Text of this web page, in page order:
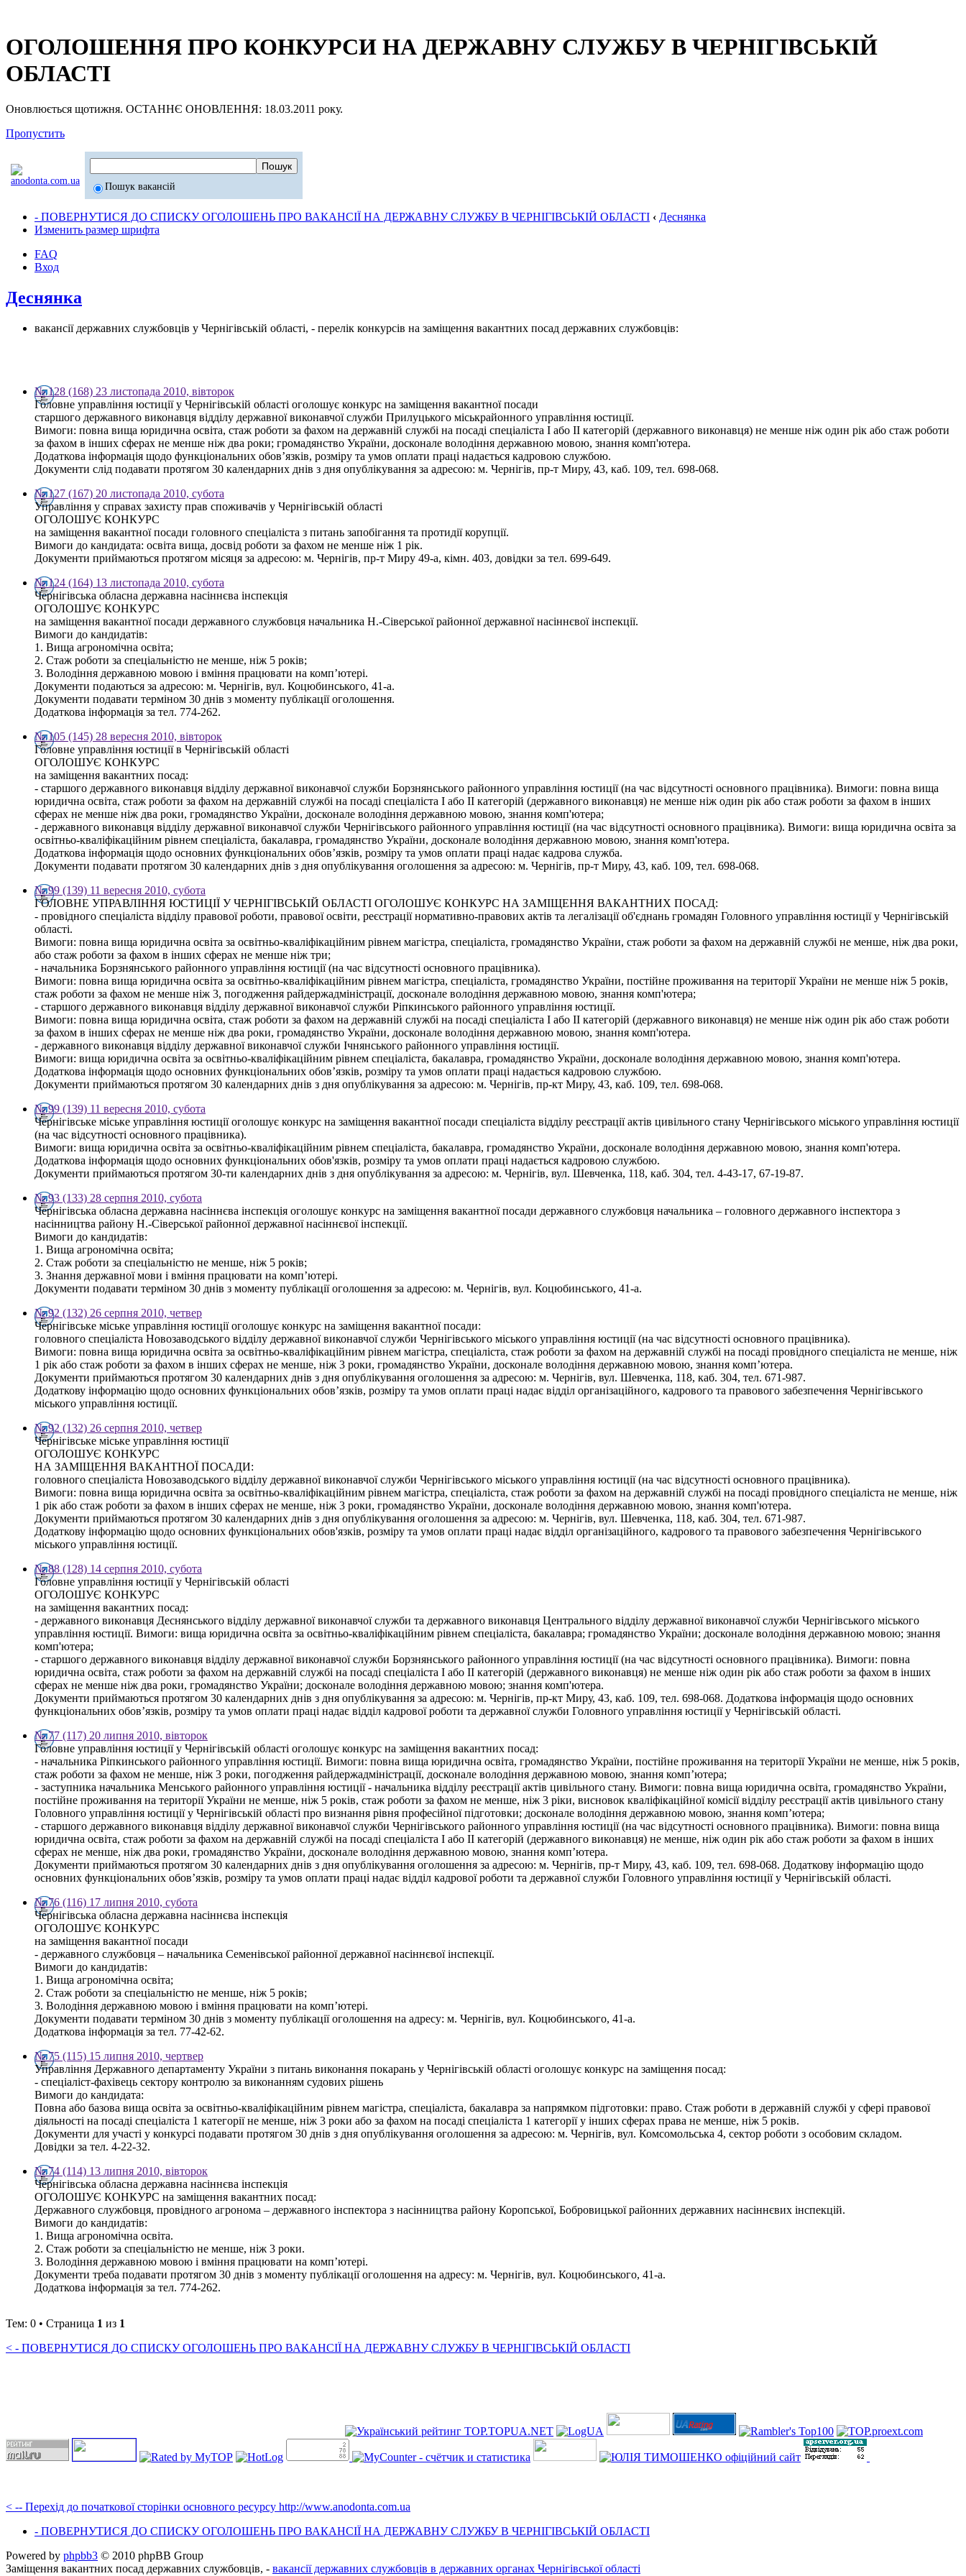
ОГОЛОШЕННЯ ПРО КОНКУРСИ НА ДЕРЖАВНУ СЛУЖБУ В ЧЕРНІГІВСЬКІЙ
ОБЛАСТІ
Оновлюється щотижня. ОСТАННЄ ОНОВЛЕННЯ: 18.03.2011 року.
Пропустить
Пошук вакансій
- ПОВЕРНУТИСЯ ДО СПИСКУ ОГОЛОШЕНЬ ПРО ВАКАНСІЇ НА ДЕРЖАВНУ СЛУЖБУ В ЧЕРНІГІВСЬКІЙ ОБЛАСТІ ‹ Деснянка
Изменить размер шрифта
FAQ
Вход
Деснянка
вакансії державних службовців у Чернігівській області, - перелік конкурсів на заміщення вакантних посад державних службовців:
№ 128 (168) 23 листопада 2010, вівторок
Головне управління юстиції у Чернігівській області оголошує конкурс на заміщення вакантної посади
старшого державного виконавця відділу державної виконавчої служби Прилуцького міськрайонного управління юстиції.
Вимоги: повна вища юридична освіта, стаж роботи за фахом на державній службі на посаді спеціаліста І або ІІ категорій (державного виконавця) не менше ніж один рік або стаж роботи
за фахом в інших сферах не менше ніж два роки; громадянство України, досконале володіння державною мовою, знання комп'ютера.
Додаткова інформація щодо функціональних обов’язків, розміру та умов оплати праці надається кадровою службою.
Документи слід подавати протягом 30 календарних днів з дня опублікування за адресою: м. Чернігів, пр-т Миру, 43, каб. 109, тел. 698-068.
№ 127 (167) 20 листопада 2010, субота
Управління у справах захисту прав споживачів у Чернігівській області
ОГОЛОШУЄ КОНКУРС
на заміщення вакантної посади головного спеціаліста з питань запобігання та протидії корупції.
Вимоги до кандидата: освіта вища, досвід роботи за фахом не менше ніж 1 рік.
Документи приймаються протягом місяця за адресою: м. Чернігів, пр-т Миру 49-а, кімн. 403, довідки за тел. 699-649.
№ 124 (164) 13 листопада 2010, субота
Чернігівська обласна державна насіннєва інспекція
ОГОЛОШУЄ КОНКУРС
на заміщення вакантної посади державного службовця начальника Н.-Сіверської районної державної насіннєвої інспекції.
Вимоги до кандидатів:
1. Вища агрономічна освіта;
2. Стаж роботи за спеціальністю не менше, ніж 5 років;
3. Володіння державною мовою і вміння працювати на комп’ютері.
Документи подаються за адресою: м. Чернігів, вул. Коцюбинського, 41-а.
Документи подавати терміном 30 днів з моменту публікації оголошення.
Додаткова інформація за тел. 774-262.
№ 105 (145) 28 вересня 2010, вівторок
Головне управління юстиції в Чернігівській області
ОГОЛОШУЄ КОНКУРС
на заміщення вакантних посад:
- старшого державного виконавця відділу державної виконавчої служби Борзнянського районного управління юстиції (на час відсутності основного працівника). Вимоги: повна вища
юридична освіта, стаж роботи за фахом на державній службі на посаді спеціаліста І або ІІ категорій (державного виконавця) не менше ніж один рік або стаж роботи за фахом в інших
сферах не менше ніж два роки, громадянство України, досконале володіння державною мовою, знання комп'ютера;
- державного виконавця відділу державної виконавчої служби Чернігівського районного управління юстиції (на час відсутності основного працівника). Вимоги: вища юридична освіта за
освітньо-кваліфікаційним рівнем спеціаліста, бакалавра, громадянство України, досконале володіння державною мовою, знання комп'ютера.
Додаткова інформація щодо основних функціональних обов’язків, розміру та умов оплати праці надає кадрова служба.
Документи подавати протягом 30 календарних днів з дня опублікування оголошення за адресою: м. Чернігів, пр-т Миру, 43, каб. 109, тел. 698-068.
№ 99 (139) 11 вересня 2010, субота
ГОЛОВНЕ УПРАВЛІННЯ ЮСТИЦІЇ У ЧЕРНІГІВСЬКІЙ ОБЛАСТІ ОГОЛОШУЄ КОНКУРС НА ЗАМІЩЕННЯ ВАКАНТНИХ ПОСАД:
- провідного спеціаліста відділу правової роботи, правової освіти, реєстрації нормативно-правових актів та легалізації об'єднань громадян Головного управління юстиції у Чернігівській
області.
Вимоги: повна вища юридична освіта за освітньо-кваліфікаційним рівнем магістра, спеціаліста, громадянство України, стаж роботи за фахом на державній службі не менше, ніж два роки,
або стаж роботи за фахом в інших сферах не менше ніж три;
- начальника Борзнянського районного управління юстиції (на час відсутності основного працівника).
Вимоги: повна вища юридична освіта за освітньо-кваліфікаційним рівнем магістра, спеціаліста, громадянство України, постійне проживання на території України не менше ніж 5 років,
стаж роботи за фахом не менше ніж 3, погодження райдержадміністрації, досконале володіння державною мовою, знання комп'ютера;
- старшого державного виконавця відділу державної виконавчої служби Ріпкинського районного управління юстиції.
Вимоги: повна вища юридична освіта, стаж роботи за фахом на державній службі на посаді спеціаліста І або ІІ категорій (державного виконавця) не менше ніж один рік або стаж роботи
за фахом в інших сферах не менше ніж два роки, громадянство України, досконале володіння державною мовою, знання комп'ютера.
- державного виконавця відділу державної виконавчої служби Ічнянського районного управління юстиції.
Вимоги: вища юридична освіта за освітньо-кваліфікаційним рівнем спеціаліста, бакалавра, громадянство України, досконале володіння державною мовою, знання комп'ютера.
Додаткова інформація щодо основних функціональних обов’язків, розміру та умов оплати праці надається кадровою службою.
Документи приймаються протягом 30 календарних днів з дня опублікування за адресою: м. Чернігів, пр-кт Миру, 43, каб. 109, тел. 698-068.
№ 99 (139) 11 вересня 2010, субота
Чернігівське міське управління юстиції оголошує конкурс на заміщення вакантної посади спеціаліста відділу реєстрації актів цивільного стану Чернігівського міського управління юстиції
(на час відсутності основного працівника).
Вимоги: вища юридична освіта за освітньо-кваліфікаційним рівнем спеціаліста, бакалавра, громадянство України, досконале володіння державною мовою, знання комп'ютера.
Додаткова інформація щодо основних функціональних обов'язків, розміру та умов оплати праці надається кадровою службою.
Документи приймаються протягом 30-ти календарних днів з дня опублікування за адресою: м. Чернігів, вул. Шевченка, 118, каб. 304, тел. 4-43-17, 67-19-87.
№ 93 (133) 28 серпня 2010, субота
Чернігівська обласна державна насіннєва інспекція оголошує конкурс на заміщення вакантної посади державного службовця начальника – головного державного інспектора з
насінництва району Н.-Сіверської районної державної насіннєвої інспекції.
Вимоги до кандидатів:
1. Вища агрономічна освіта;
2. Стаж роботи за спеціальністю не менше, ніж 5 років;
3. Знання державної мови і вміння працювати на комп’ютері.
Документи подавати терміном 30 днів з моменту публікації оголошення за адресою: м. Чернігів, вул. Коцюбинського, 41-а.
№ 92 (132) 26 серпня 2010, четвер
Чернігівське міське управління юстиції оголошує конкурс на заміщення вакантної посади:
головного спеціаліста Новозаводського відділу державної виконавчої служби Чернігівського міського управління юстиції (на час відсутності основного працівника).
Вимоги: повна вища юридична освіта за освітньо-кваліфікаційним рівнем магістра, спеціаліста, стаж роботи за фахом на державній службі на посаді провідного спеціаліста не менше, ніж
1 рік або стаж роботи за фахом в інших сферах не менше, ніж 3 роки, громадянство України, досконале володіння державною мовою, знання комп’ютера.
Документи приймаються протягом 30 календарних днів з дня опублікування оголошення за адресою: м. Чернігів, вул. Шевченка, 118, каб. 304, тел. 671-987.
Додаткову інформацію щодо основних функціональних обов’язків, розміру та умов оплати праці надає відділ організаційного, кадрового та правового забезпечення Чернігівського
міського управління юстиції.
№ 92 (132) 26 серпня 2010, четвер
Чернігівське міське управління юстиції
ОГОЛОШУЄ КОНКУРС
НА ЗАМІЩЕННЯ ВАКАНТНОЇ ПОСАДИ:
головного спеціаліста Новозаводського відділу державної виконавчої служби Чернігівського міського управління юстиції (на час відсутності основного працівника).
Вимоги: повна вища юридична освіта за освітньо-кваліфікаційним рівнем магістра, спеціаліста, стаж роботи за фахом на державній службі на посаді провідного спеціаліста не менше, ніж
1 рік або стаж роботи за фахом в інших сферах не менше, ніж 3 роки, громадянство України, досконале володіння державною мовою, знання комп'ютера.
Документи приймаються протягом 30 календарних днів з дня опублікування оголошення за адресою: м. Чернігів, вул. Шевченка, 118, каб. 304, тел. 671-987.
Додаткову інформацію щодо основних функціональних обов'язків, розміру та умов оплати праці надає відділ організаційного, кадрового та правового забезпечення Чернігівського
міського управління юстиції.
№ 88 (128) 14 серпня 2010, субота
Головне управління юстиції у Чернігівській області
ОГОЛОШУЄ КОНКУРС
на заміщення вакантних посад:
- державного виконавця Деснянського відділу державної виконавчої служби та державного виконавця Центрального відділу державної виконавчої служби Чернігівського міського
управління юстиції. Вимоги: вища юридична освіта за освітньо-кваліфікаційним рівнем спеціаліста, бакалавра; громадянство України; досконале володіння державною мовою; знання
комп'ютера;
- старшого державного виконавця відділу державної виконавчої служби Борзнянського районного управління юстиції (на час відсутності основного працівника). Вимоги: повна
юридична освіта, стаж роботи за фахом на державній службі на посаді спеціаліста І або ІІ категорій (державного виконавця) не менше ніж один рік або стаж роботи за фахом в інших
сферах не менше ніж два роки, громадянство України; досконале володіння державною мовою; знання комп'ютера.
Документи приймаються протягом 30 календарних днів з дня опублікування за адресою: м. Чернігів, пр-кт Миру, 43, каб. 109, тел. 698-068. Додаткова інформація щодо основних
функціональних обов’язків, розміру та умов оплати праці надає відділ кадрової роботи та державної служби Головного управління юстиції у Чернігівській області.
№ 77 (117) 20 липня 2010, вівторок
Головне управління юстиції у Чернігівській області оголошує конкурс на заміщення вакантних посад:
- начальника Ріпкинського районного управління юстиції. Вимоги: повна вища юридична освіта, громадянство України, постійне проживання на території України не менше, ніж 5 років,
стаж роботи за фахом не менше, ніж 3 роки, погодження райдержадміністрації, досконале володіння державною мовою, знання комп’ютера;
- заступника начальника Менського районного управління юстиції - начальника відділу реєстрації актів цивільного стану. Вимоги: повна вища юридична освіта, громадянство України,
постійне проживання на території України не менше, ніж 5 років, стаж роботи за фахом не менше, ніж 3 ріки, висновок кваліфікаційної комісії відділу реєстрації актів цивільного стану
Головного управління юстиції у Чернігівській області про визнання рівня професійної підготовки; досконале володіння державною мовою, знання комп’ютера;
- старшого державного виконавця відділу державної виконавчої служби Чернігівського районного управління юстиції (на час відсутності основного працівника). Вимоги: повна вища
юридична освіта, стаж роботи за фахом на державній службі на посаді спеціаліста І або ІІ категорій (державного виконавця) не менше, ніж один рік або стаж роботи за фахом в інших
сферах не менше, ніж два роки, громадянство України, досконале володіння державною мовою, знання комп’ютера.
Документи приймаються протягом 30 календарних днів з дня опублікування оголошення за адресою: м. Чернігів, пр-т Миру, 43, каб. 109, тел. 698-068. Додаткову інформацію щодо
основних функціональних обов’язків, розміру та умов оплати праці надає відділ кадрової роботи та державної служби Головного управління юстиції у Чернігівській області.
№ 76 (116) 17 липня 2010, субота
Чернігівська обласна державна насіннєва інспекція
ОГОЛОШУЄ КОНКУРС
на заміщення вакантної посади
- державного службовця – начальника Семенівської районної державної насіннєвої інспекції.
Вимоги до кандидатів:
1. Вища агрономічна освіта;
2. Стаж роботи за спеціальністю не менше, ніж 5 років;
3. Володіння державною мовою і вміння працювати на комп’ютері.
Документи подавати терміном 30 днів з моменту публікації оголошення на адресу: м. Чернігів, вул. Коцюбинського, 41-а.
Додаткова інформація за тел. 77-42-62.
№ 75 (115) 15 липня 2010, чертвер
Управління Державного департаменту України з питань виконання покарань у Чернігівській області оголошує конкурс на заміщення посад:
- спеціаліст-фахівець сектору контролю за виконанням судових рішень
Вимоги до кандидата:
Повна або базова вища освіта за освітньо-кваліфікаційним рівнем магістра, спеціаліста, бакалавра за напрямком підготовки: право. Стаж роботи в державній службі у сфері правової
діяльності на посаді спеціаліста 1 категорії не менше, ніж 3 роки або за фахом на посаді спеціаліста 1 категорії у інших сферах права не менше, ніж 5 років.
Документи для участі у конкурсі подавати протягом 30 днів з дня опублікування оголошення за адресою: м. Чернігів, вул. Комсомольська 4, сектор роботи з особовим складом.
Довідки за тел. 4-22-32.
№ 74 (114) 13 липня 2010, вівторок
Чернігівська обласна державна насіннєва інспекція
ОГОЛОШУЄ КОНКУРС на заміщення вакантних посад:
Державного службовця, провідного агронома – державного інспектора з насінництва району Коропської, Бобровицької районних державних насіннєвих інспекцій.
Вимоги до кандидатів:
1. Вища агрономічна освіта.
2. Стаж роботи за спеціальністю не менше, ніж 3 роки.
3. Володіння державною мовою і вміння працювати на комп’ютері.
Документи треба подавати протягом 30 днів з моменту публікації оголошення на адресу: м. Чернігів, вул. Коцюбинського, 41-а.
Додаткова інформація за тел. 774-262.
Тем: 0 • Страница 1 из 1
< - ПОВЕРНУТИСЯ ДО СПИСКУ ОГОЛОШЕНЬ ПРО ВАКАНСІЇ НА ДЕРЖАВНУ СЛУЖБУ В ЧЕРНІГІВСЬКІЙ ОБЛАСТІ
< -- Перехід до початкової сторінки основного ресурсу http://www.anodonta.com.ua
- ПОВЕРНУТИСЯ ДО СПИСКУ ОГОЛОШЕНЬ ПРО ВАКАНСІЇ НА ДЕРЖАВНУ СЛУЖБУ В ЧЕРНІГІВСЬКІЙ ОБЛАСТІ
Powered by phpbb3 © 2010 phpBB Group
Заміщення вакантних посад державних службовців, - вакансії державних службовців в державних органах Чернігівської області